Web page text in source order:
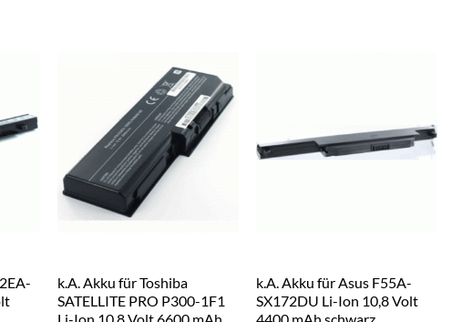
k.A. Akku für Toshiba
SATELLITE PRO P300-1F1
k.A. Akku für Asus F55A-
SX172DU Li-Ion 10,8 Volt